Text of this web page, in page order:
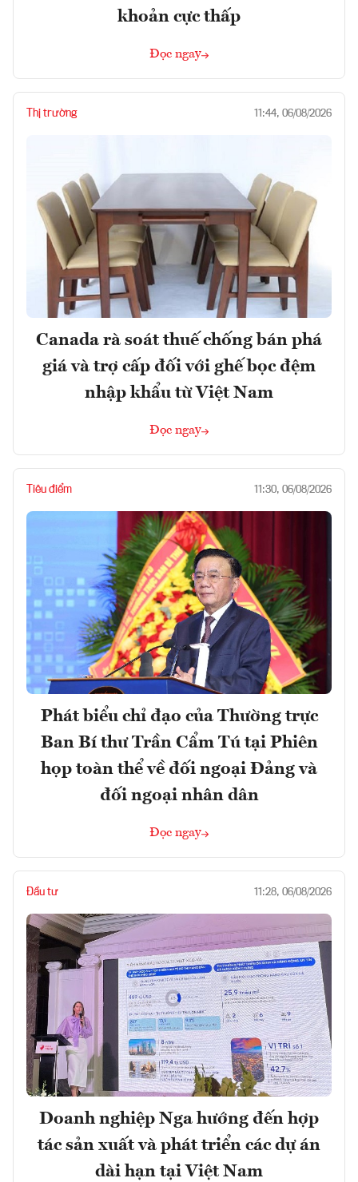
khoản cực thấp
Đọc ngay
Thị trường 11:44, 06/08/2026
Canada rà soát thuế chống bán phá
giá và trợ cấp đối với ghế bọc đệm
nhập khẩu từ Việt Nam
Đọc ngay
Tiêu điểm 11:30, 06/08/2026
Phát biểu chỉ đạo của Thường trực
Ban Bí thư Trần Cẩm Tú tại Phiên
họp toàn thể về đối ngoại Đảng và
đối ngoại nhân dân
Đọc ngay
Đầu tư 11:28, 06/08/2026
Doanh nghiệp Nga hướng đến hợp
tác sản xuất và phát triển các dự án
dài hạn tại Việt Nam